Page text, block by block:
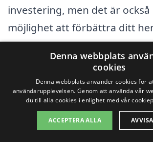
investering, men det är också
möjlighet att förbättra ditt
dess värde. Om du är bosatt
letar efter experter på att
trappor i ditt närområde, har
andra närliggande städer
erbjuda hjälp. Genom att
företag kan du hitta det mest
Denna webbplats
cookies
Denna webbplats använder cookies för
användarupplevelsen. Genom att använda vår
du till alla cookies i enlighet med vår
ACCEPTERA ALLA